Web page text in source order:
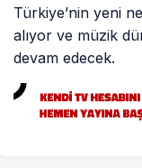
Türkiye’nin yeni
alıyor ve müzik
devam edecek.